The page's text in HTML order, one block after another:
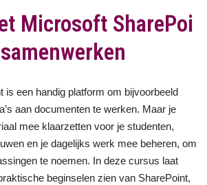
Microsoft SharePoi
is een handig platform om bijvoorbeeld
aan documenten te werken. Maar je
mee klaarzetten voor je studenten,
en je dagelijks werk mee beheren, om
te noemen. In deze cursus laat
beginselen zien van SharePoint,